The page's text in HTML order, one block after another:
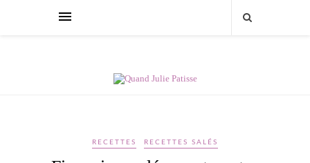
RECETTES RECETTES SALÉS